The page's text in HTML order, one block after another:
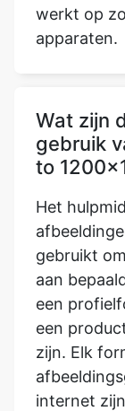
werkt op
apparaten.
Wat zijn
gebruik
to
Het
gebruikt
aan
een
een
zijn. Elk
internet